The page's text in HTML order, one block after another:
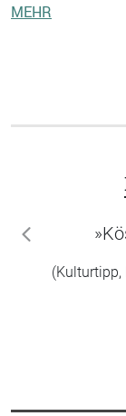
MEHR
(Kulturtipp,
zurück